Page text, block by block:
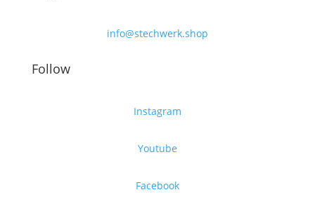
info@stechwerk.shop
Follow
Instagram
Youtube
Facebook